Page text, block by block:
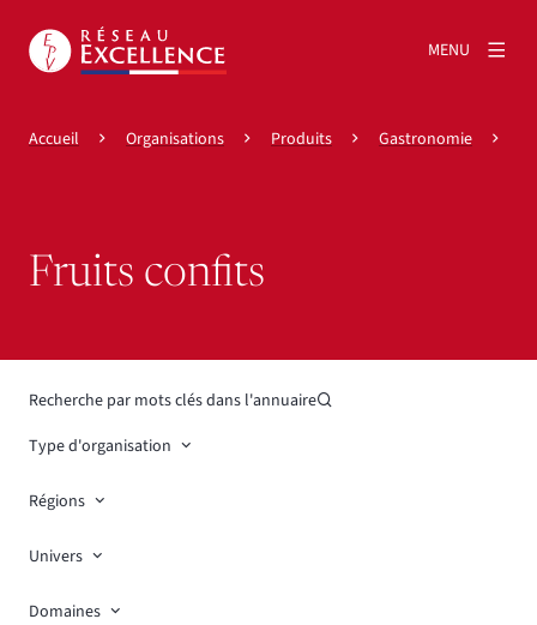
MENU
Accueil Organisations Produits Gastronomie
Fruits confits
Recherche par mots clés dans l'annuaire
Type d'organisation
Régions
Univers
Domaines